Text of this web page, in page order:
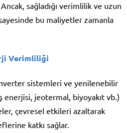
sağladığı verimlilik ve uzun
bu maliyetler zamanla
Verimliliği
sistemleri ve yenilenebilir
enerjisi, jeotermal, biyoyakıt vb.)
çevresel etkileri azaltarak
katkı sağlar.